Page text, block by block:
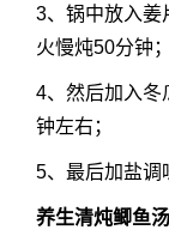
3、锅中放入姜
火慢炖50分钟；
4、然后加入冬
钟左右；
5、最后加盐调
养生清炖鲫鱼汤